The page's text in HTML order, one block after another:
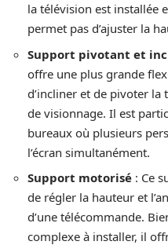
la télévision est installée
permet pas d’ajuster la
Support pivotant et
offre une plus grande
d’incliner et de pivoter la
de visionnage. Il est
bureaux où plusieurs
l’écran simultanément.
Support motorisé : Ce
de régler la hauteur et
d’une télécommande.
complexe à installer, il